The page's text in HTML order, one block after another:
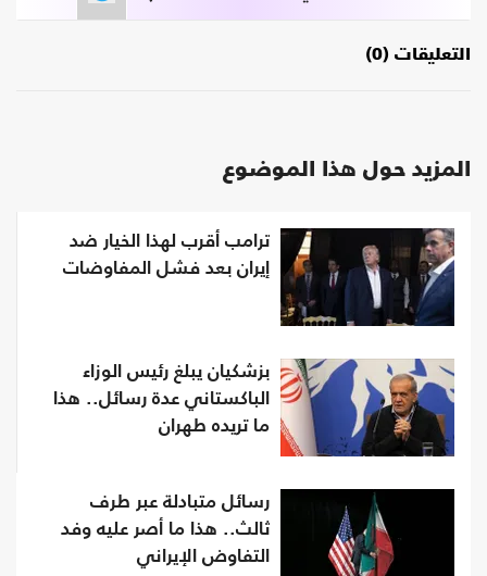
التعليقات (0)
المزيد حول هذا الموضوع
ترامب أقرب لهذا الخيار ضد
إيران بعد فشل المفاوضات
بزشكيان يبلغ رئيس الوزاء
الباكستاني عدة رسائل.. هذا
ما تريده طهران
رسائل متبادلة عبر طرف
ثالث.. هذا ما أصر عليه وفد
التفاوض الإيراني